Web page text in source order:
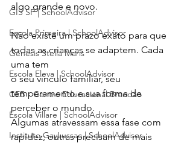
GIS SP | SchoolAdvisor
Escola Primeira | SchoolAdvisor
Gênesis Stella Maris
Escola Eleva | SchoolAdvisor
CEB - Centro Educacional Brandão
Escola Villare | SchoolAdvisor
Instituto GayLussac | SchoolAdvisor
algo grande e novo.
Não existe um prazo exato para que
todas as crianças se adaptem. Cada
uma tem
o seu vínculo familiar, seu
temperamento e sua forma de
perceber o mundo.
Algumas atravessam essa fase com
rapidez; outras precisam de mais